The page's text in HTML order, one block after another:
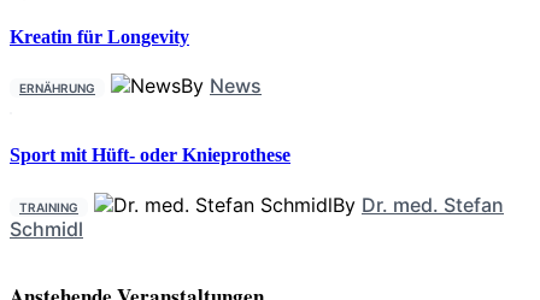
Kreatin für Longevity
ERNÄHRUNG By News
Sport mit Hüft- oder Knieprothese
TRAINING By Dr. med. Stefan
Schmidl